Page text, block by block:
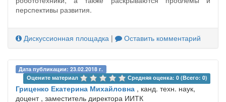
перспективы развития.
Дискуссионная площадка | Оставить комментарий
Дата публикации: 23.02.2018 г.
Оцените материал
Средняя оценка: 0 (Всего: 0)
Гриценко Екатерина Михайловна , канд. техн. наук,
доцент , заместитель директора ИИТК